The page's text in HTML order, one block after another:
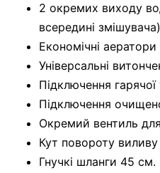
2 окремих виходу
всередині змішувача)
Економічні аератори
Універсальні
Підключення
Підключення
Окремий вентиль
Кут повороту
Гнучкі шланги 45 см.